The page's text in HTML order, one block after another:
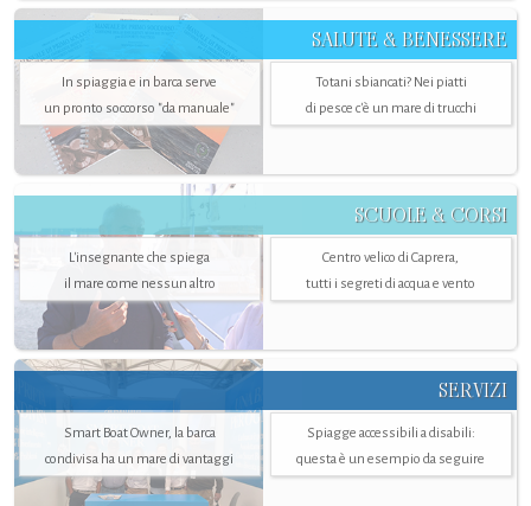
SALUTE & BENESSERE
In spiaggia e in barca serve
un pronto soccorso "da manuale"
Totani sbiancati? Nei piatti
di pesce c'è un mare di trucchi
SCUOLE & CORSI
L'insegnante che spiega
il mare come nessun altro
Centro velico di Caprera,
tutti i segreti di acqua e vento
SERVIZI
Smart Boat Owner, la barca
condivisa ha un mare di vantaggi
Spiagge accessibili a disabili:
questa è un esempio da seguire